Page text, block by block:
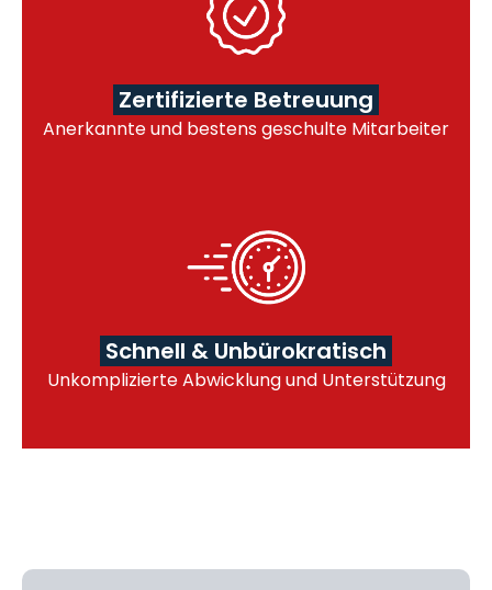
Zertifizierte Betreuung
Anerkannte und bestens geschulte Mitarbeiter
Schnell & Unbürokratisch
Unkomplizierte Abwicklung und Unterstützung